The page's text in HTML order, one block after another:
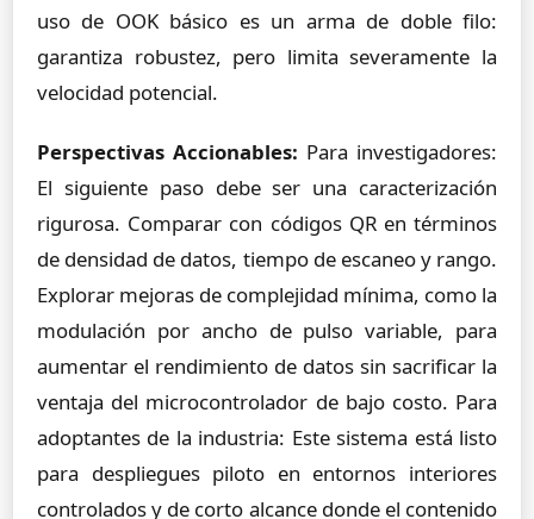
uso de OOK básico es un arma de doble filo:
garantiza robustez, pero limita severamente la
velocidad potencial.
Perspectivas Accionables: Para investigadores:
El siguiente paso debe ser una caracterización
rigurosa. Comparar con códigos QR en términos
de densidad de datos, tiempo de escaneo y rango.
Explorar mejoras de complejidad mínima, como la
modulación por ancho de pulso variable, para
aumentar el rendimiento de datos sin sacrificar la
ventaja del microcontrolador de bajo costo. Para
adoptantes de la industria: Este sistema está listo
para despliegues piloto en entornos interiores
controlados y de corto alcance donde el contenido